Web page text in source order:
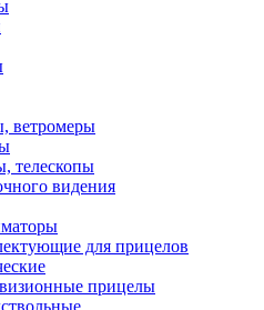
ветромеры
телескопы
видения
для прицелов
прицелы